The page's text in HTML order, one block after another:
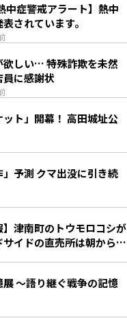
中症警戒アラート】熱中
されています。
欲しい… 特殊詐欺を未然
員に感謝状
ット」開幕！ 高田城址公
没に引き続
】津南町のトウモロコシが
イドの直売所は朝から長
～語り継ぐ戦争の記憶